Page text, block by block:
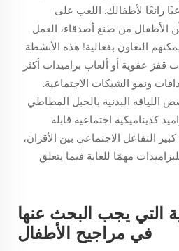
رائعًا لأطفالك. اللعب على
الأطفال من صنع أصدقاء، العمل
التعاون بفعالية! هذه الأنشطة
عفوية أو ألعاب براميدات أكثر
ونمو الشبكات الاجتماعية.
اللياقة البدنية بالحبل المطاطي
كديناميكية اجتماعية قابلة
التفاعل الاجتماعي بين الأقران،
مهمًا للغاية فيما يتعلق
التي يجب البحث عنها
في مراجيح الأطفال